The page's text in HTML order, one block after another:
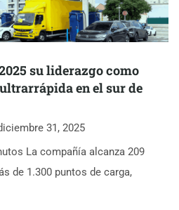
su liderazgo como
en el sur de
31, 2025
La compañía alcanza 209
de 1.300 puntos de carga,